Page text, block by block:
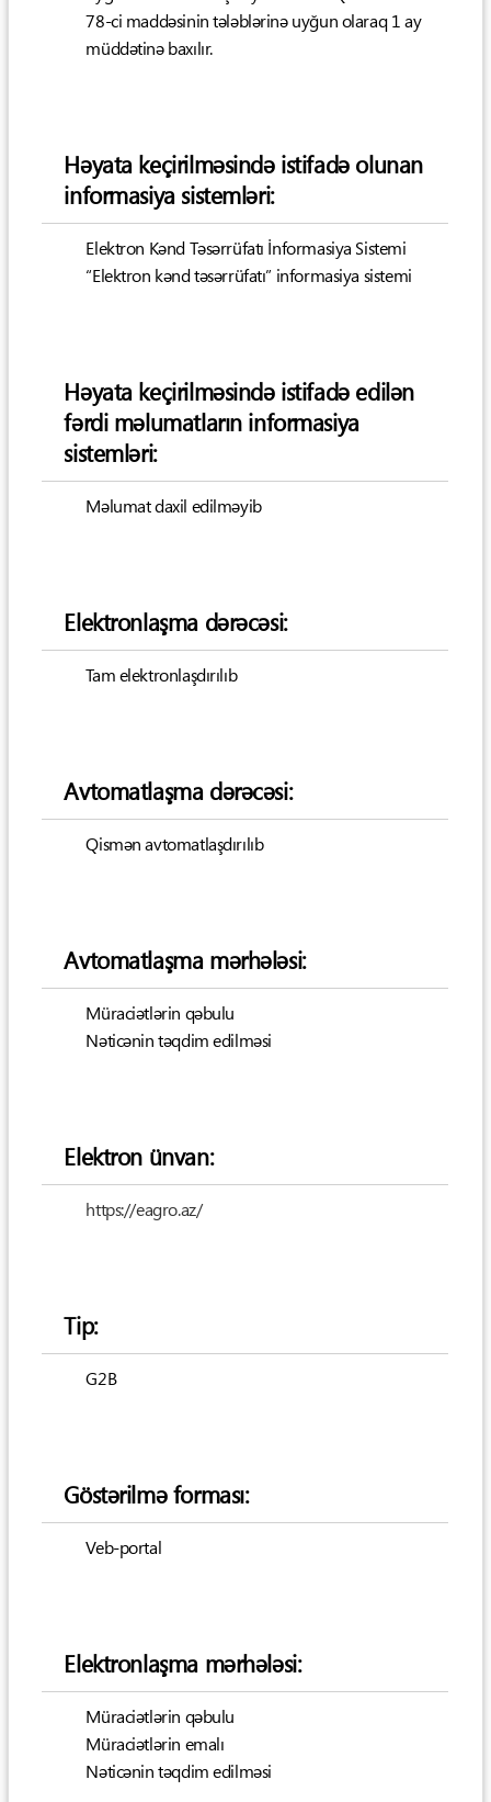
78-ci maddəsinin tələblərinə uyğun olaraq 1 ay
müddətinə baxılır.
Həyata keçirilməsində istifadə olunan
informasiya sistemləri:
Elektron Kənd Təsərrüfatı İnformasiya Sistemi
“Elektron kənd təsərrüfatı” informasiya sistemi
Həyata keçirilməsində istifadə edilən
fərdi məlumatların informasiya
sistemləri:
Məlumat daxil edilməyib
Elektronlaşma dərəcəsi:
Tam elektronlaşdırılıb
Avtomatlaşma dərəcəsi:
Qismən avtomatlaşdırılıb
Avtomatlaşma mərhələsi:
Müraciətlərin qəbulu
Nəticənin təqdim edilməsi
Elektron ünvan:
https://eagro.az/
Tip:
G2B
Göstərilmə forması:
Veb-portal
Elektronlaşma mərhələsi:
Müraciətlərin qəbulu
Müraciətlərin emalı
Nəticənin təqdim edilməsi